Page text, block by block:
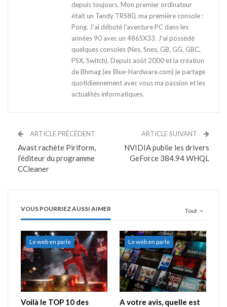
depuis toujours. Mon premier ordinateur
était un Tandy TRS80, ma première console :
Pong. J'ai débuté l'aventure PC dans les
années 90 avec un 486SX33. J'ai possédé
quelques consoles (Nes, Snes, GB, GG, GBC,
PSX, Switch). Depuis août 2000 et la création
de Bhmag (ex Blue-Hardware.com) je partage
quotidiennement avec vous ma passion et les
actualités informatiques.
ARTICLE PRÉCÉDENT
Avast rachète Piriform,
l’éditeur du programme
CCleaner
ARTICLE SUIVANT
NVIDIA publie les drivers
GeForce 384.94 WHQL
Tout
VOUS POURRIEZ AUSSI AIMER
Le web en parle
Voilà le TOP 10 des
Le web en parle
A votre avis, quelle est